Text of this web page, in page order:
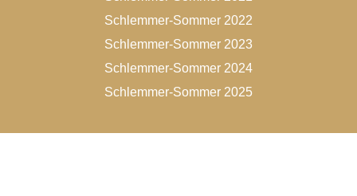
Schlemmer-Sommer 2022
Schlemmer-Sommer 2023
Schlemmer-Sommer 2024
Schlemmer-Sommer 2025